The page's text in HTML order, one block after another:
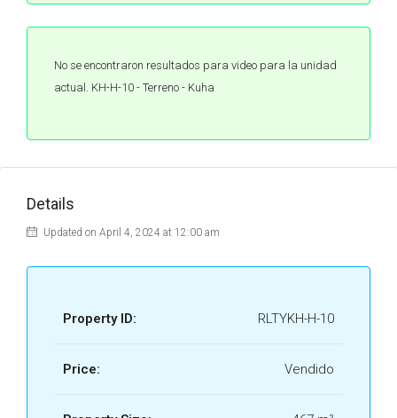
No se encontraron resultados para video para la unidad
actual. KH-H-10 - Terreno - Kuha
Details
Updated on April 4, 2024 at 12:00 am
Property ID: RLTYKH-H-10
Price: Vendido